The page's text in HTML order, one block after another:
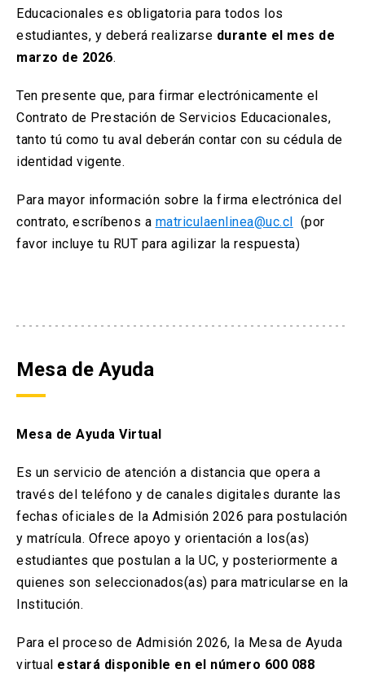
Educacionales es obligatoria para todos los
estudiantes, y deberá realizarse durante el mes de
marzo de 2026.
Ten presente que, para firmar electrónicamente el
Contrato de Prestación de Servicios Educacionales,
tanto tú como tu aval deberán contar con su cédula de
identidad vigente.
Para mayor información sobre la firma electrónica del
contrato, escríbenos a matriculaenlinea@uc.cl (por
favor incluye tu RUT para agilizar la respuesta)
Mesa de Ayuda
Mesa de Ayuda Virtual
Es un servicio de atención a distancia que opera a
través del teléfono y de canales digitales durante las
fechas oficiales de la Admisión 2026 para postulación
y matrícula. Ofrece apoyo y orientación a los(as)
estudiantes que postulan a la UC, y posteriormente a
quienes son seleccionados(as) para matricularse en la
Institución.
Para el proceso de Admisión 2026, la Mesa de Ayuda
virtual estará disponible en el número 600 088